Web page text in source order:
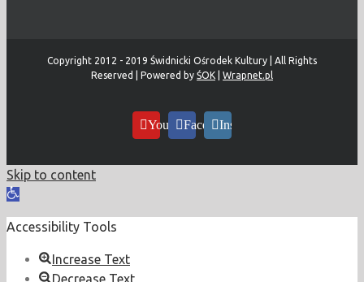
Copyright 2012 - 2019 Świdnicki Ośrodek Kultury | All Rights
Reserved | Powered by ŚOK Wrapnet.pl
YouTubeFacebookInstagram
Skip to content
Open
Accessibility Tools
Increase Text
Decrease Text